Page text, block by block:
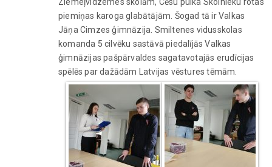
piemiņas karoga glabātājām. Šogad tā ir Valkas
Jāņa Cimzes ģimnāzija. Smiltenes vidusskolas
komanda 5 cilvēku sastāvā piedalījās Valkas
ģimnāzijas pašpārvaldes sagatavotajās erudīcijas
spēlēs par dažādām Latvijas vēstures tēmām.